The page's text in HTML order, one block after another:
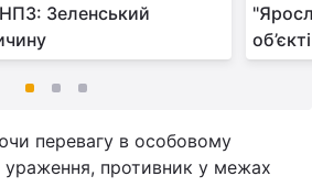
Зеленський
перевагу в особовому
ураження, противник у межах